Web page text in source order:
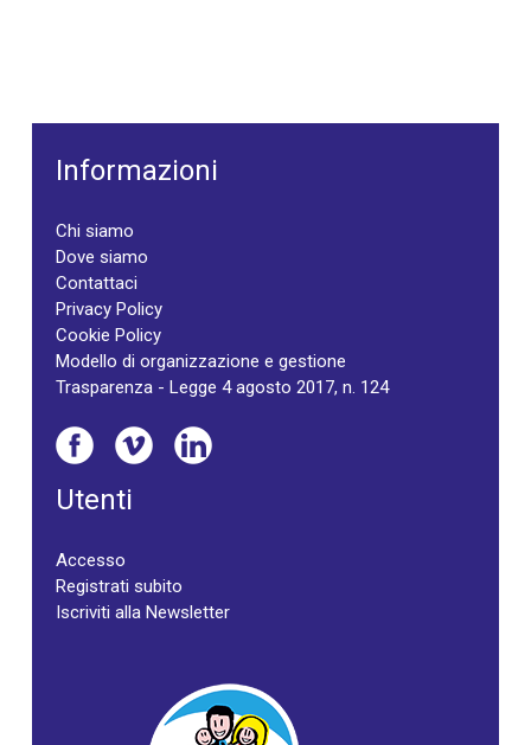
Informazioni
Chi siamo
Dove siamo
Contattaci
Privacy Policy
Cookie Policy
Modello di organizzazione e gestione
Trasparenza - Legge 4 agosto 2017, n. 124
Utenti
Accesso
Registrati subito
Iscriviti alla Newsletter